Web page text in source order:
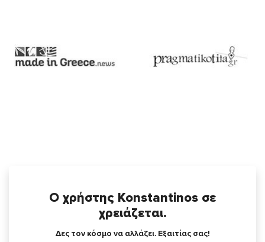
Ο χρήστης Konstantinos σε
χρειάζεται.
Δες τον κόσμο να αλλάζει. Εξαιτίας σας!